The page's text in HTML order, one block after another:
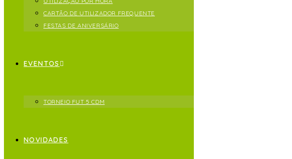
CARTÃO DE UTILIZADOR FREQUENTE
FESTAS DE ANIVERSÁRIO
EVENTOS
TORNEIO FUT 5 CDM
NOVIDADES